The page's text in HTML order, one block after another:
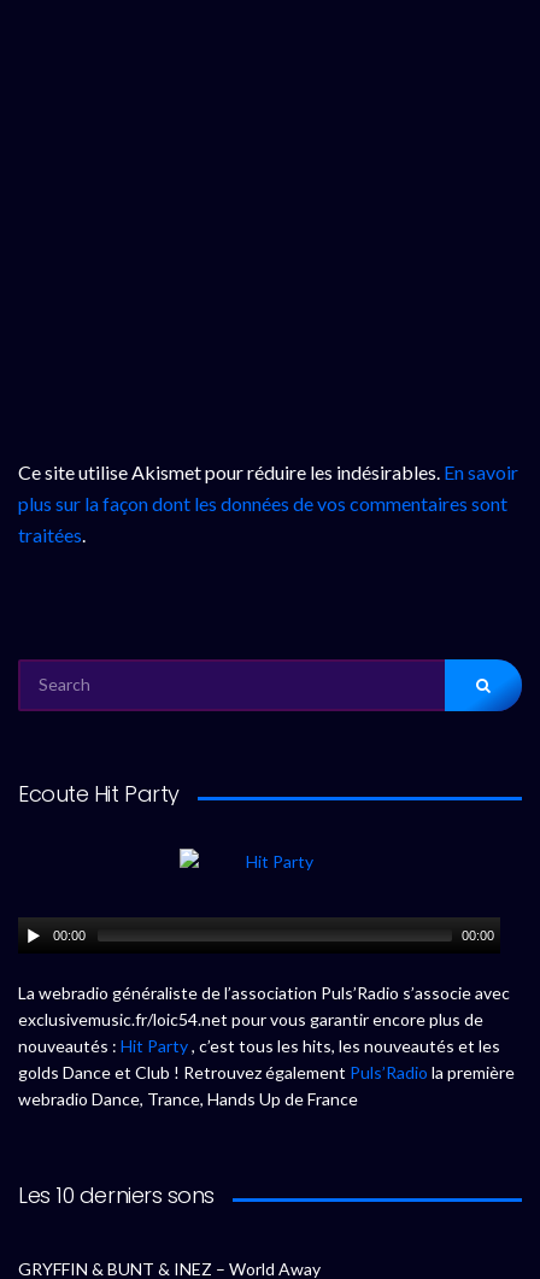
Ce site utilise Akismet pour réduire les indésirables. En savoir
plus sur la façon dont les données de vos commentaires sont
traitées.
FOR:
Ecoute Hit Party
00:00 00:00
La webradio généraliste de l’association Puls’Radio s’associe avec
exclusivemusic.fr/loic54.net pour vous garantir encore plus de
nouveautés : Hit Party, c’est tous les hits, les nouveautés et les
golds Dance et Club ! Retrouvez également Puls’Radio la première
webradio Dance, Trance, Hands Up de France
Les 10 derniers sons
GRYFFIN & BUNT & INEZ – World Away